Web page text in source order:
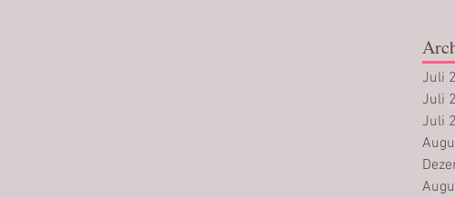
Juli
Juli
Juli